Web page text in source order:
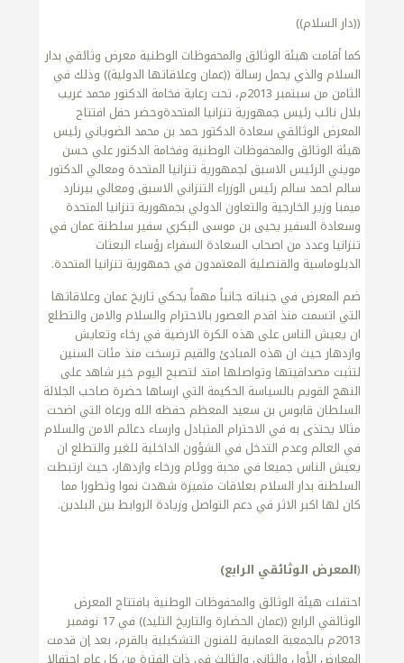
((دار السلام))
كما أقامت هيئة الوثائق والمحفوظات الوطنية معرض وثائقي بدار
السلام والذي يحمل رسالة ((عمان وعلاقاتها الدولية)) وذلك في
الثامن من سبتمبر 2013م، تحت رعاية فخامة الدكتور محمد غريب
بلال نائب رئيس جمهورية تنزانيا المتحدةوحضر حفل افتتاح
المعرض الوثائقي سعادة الدكتور حمد بن محمد الضوياني رئيس
هيئة الوثائق والمحفوظات الوطنية وفخامة الدكتور علي حسن
مويني الرئيس الاسبق لجمهورية تنزانيا المتحدة ومعالي الدكتور
سالم احمد سالم رئيس الوزراء التنزاني الاسبق ومعالي بيرنارد
ميمبا وزير الخارجية والتعاون الدولي بجمهورية تنزانيا المتحدة
وسعادة السفير يحيى بن موسى البكري سفير سلطنة عمان في
تنزانيا وعدد من اصحاب السعادة السفراء رؤساء البعثات
الدبلوماسية والقنصلية المعتمدون في جمهورية تنزانيا المتحدة.
ضم المعرض في جنباته جانباً مهماً يحكي تاريخ عمان وعلاقاتها
التي اتسمت منذ اقدم العصور بالاحترام والسلام والامن والتطلع
ان يعيش الناس على هذه الكرة الارضية في رخاء وتعايش
وازدهار حيث ان هذه المبادئ والقيم ترسخت منذ مئات السنين
لتثبت مصداقيتها وتواصلها امتد لتصبح اليوم خير شاهد على
النهج القويم بالسياسة الحكيمة التي ارساها حضرة صاحب الجلالة
السلطان قابوس بن سعيد المعظم حفظه الله ورعاه التي اضحت
مثالا يحتذى به في الاحترام المتبادل وارساء دعائم الامن والسلام
في العالم وعدم التدخل في الشؤون الداخلية للغير والتطلع ان
يعيش الناس جميعا في محبة ووئام ورخاء وازدهار، حيث ارتبطت
السلطنة بدار السلام بعلاقات متميزة شهدت نموا وتطورا مما
كان لها اكبر الاثر في دعم التواصل وزيادة الروابط بين البلدين.
(المعرض الوثائقي الرابع)
احتفلت هيئة الوثائق والمحفوظات الوطنية بافتتاح المعرض
الوثائقي الرابع ((عمان الحضارة والتاريخ التليد)) في 17 نوفمبر
2013م بالجمعية العمانية للفنون التشكيلية بالقرم، بعد إن قدمت